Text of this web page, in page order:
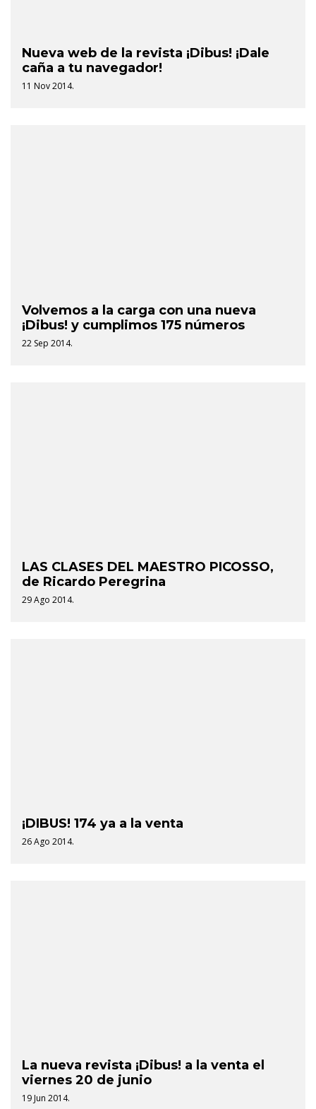
Nueva web de la revista ¡Dibus! ¡Dale
caña a tu navegador!
11 Nov 2014.
Volvemos a la carga con una nueva
¡Dibus! y cumplimos 175 números
22 Sep 2014.
LAS CLASES DEL MAESTRO PICOSSO,
de Ricardo Peregrina
29 Ago 2014.
¡DIBUS! 174 ya a la venta
26 Ago 2014.
La nueva revista ¡Dibus! a la venta el
viernes 20 de junio
19 Jun 2014.